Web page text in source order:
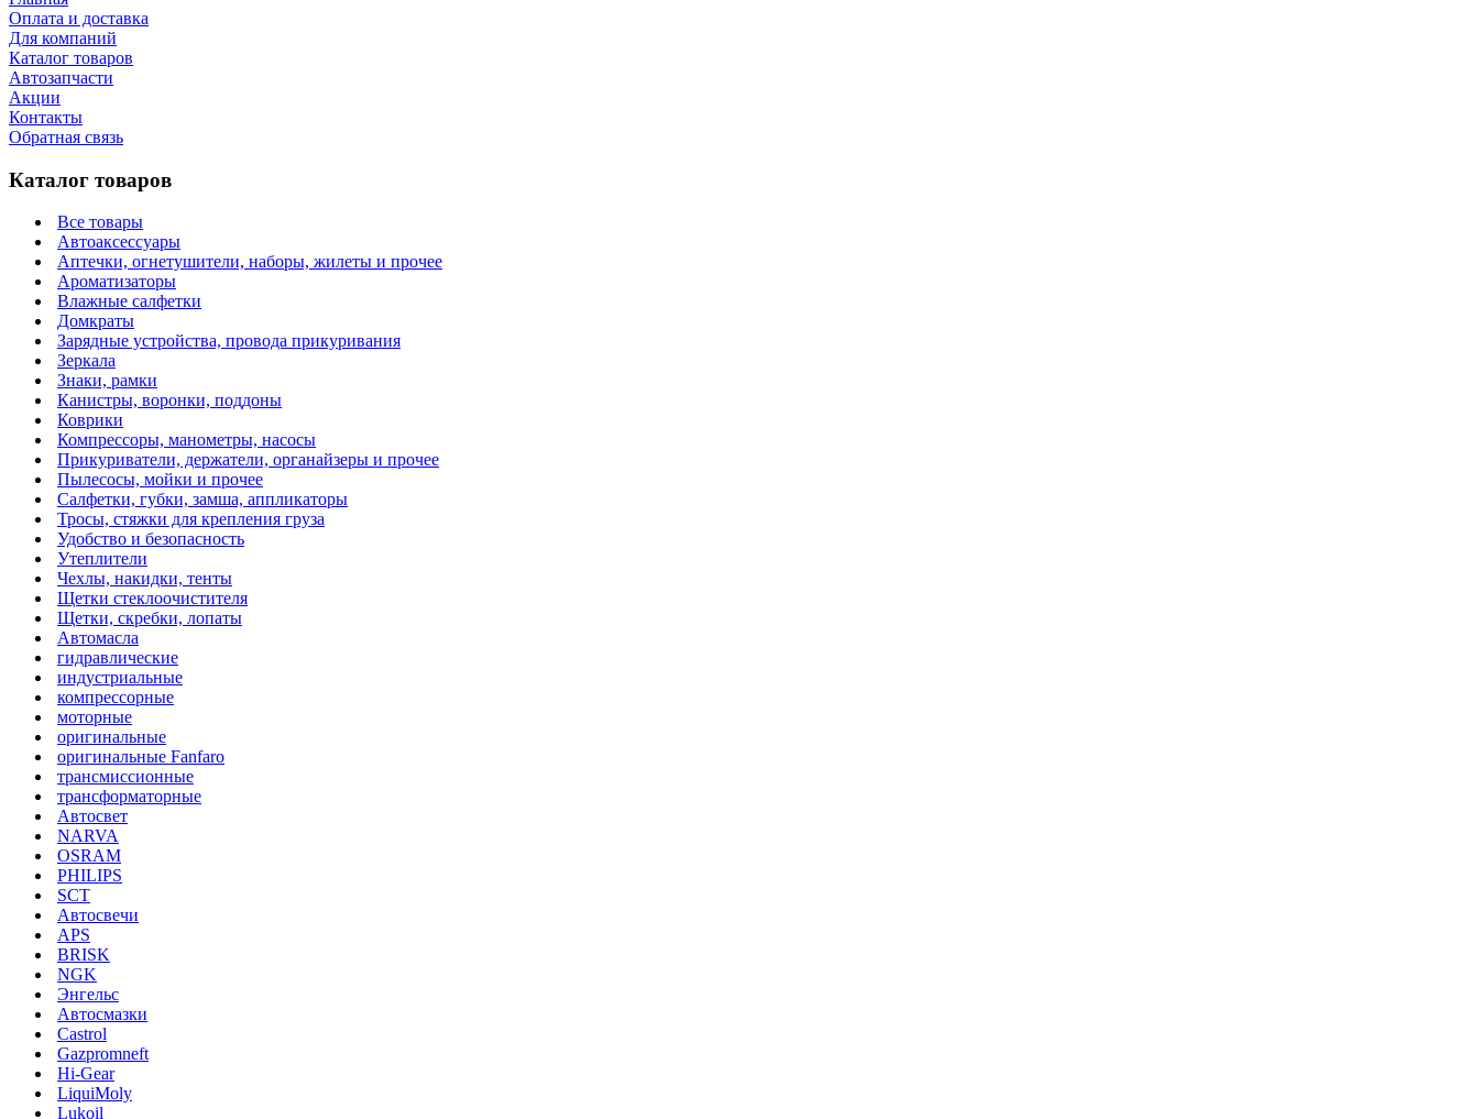
Оплата и доставка
Для компаний
Каталог товаров
Автозапчасти
Акции
Контакты
Обратная связь
Каталог товаров
Все товары
Автоаксессуары
Аптечки, огнетушители, наборы, жилеты и прочее
Ароматизаторы
Влажные салфетки
Домкраты
Зарядные устройства, провода прикуривания
Зеркала
Знаки, рамки
Канистры, воронки, поддоны
Коврики
Компрессоры, манометры, насосы
Прикуриватели, держатели, органайзеры и прочее
Пылесосы, мойки и прочее
Салфетки, губки, замша, аппликаторы
Тросы, стяжки для крепления груза
Удобство и безопасность
Утеплители
Чехлы, накидки, тенты
Щетки стеклоочистителя
Щетки, скребки, лопаты
Автомасла
гидравлические
индустриальные
компрессорные
моторные
оригинальные
оригинальные Fanfaro
трансмиссионные
трансформаторные
Автосвет
NARVA
OSRAM
PHILIPS
SCT
Автосвечи
APS
BRISK
NGK
Энгельс
Автосмазки
Castrol
Gazpromneft
Hi-Gear
LiquiMoly
Lukoil